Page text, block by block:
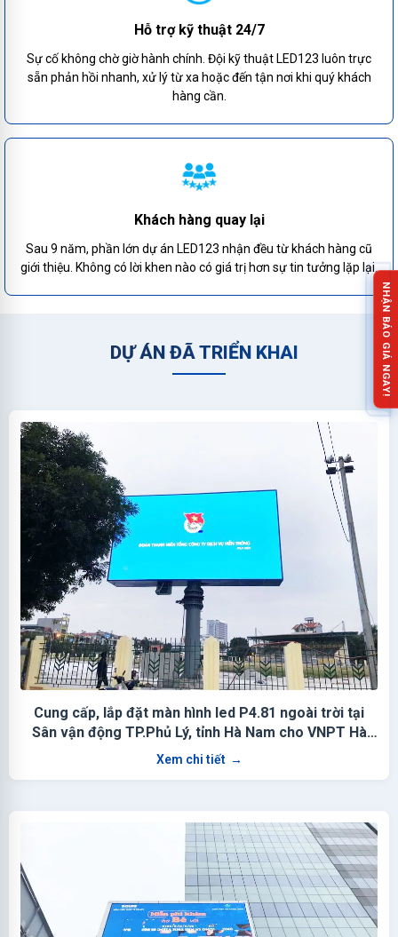
Hỗ trợ kỹ thuật 24/7
Sự cố không chờ giờ hành chính. Đội kỹ thuật LED123 luôn trực
sẵn phản hồi nhanh, xử lý từ xa hoặc đến tận nơi khi quý khách
hàng cần.
Khách hàng quay lại
Sau 9 năm, phần lớn dự án LED123 nhận đều từ khách hàng cũ
giới thiệu. Không có lời khen nào có giá trị hơn sự tin tưởng lặp lại.
DỰ ÁN ĐÃ TRIỂN KHAI
Cung cấp, lắp đặt màn hình led P4.81 ngoài trời tại
Sân vận động TP.Phủ Lý, tỉnh Hà Nam cho VNPT Hà
Nam
Xem chi tiết →
NHẬN BÁO GIÁ NGAY!